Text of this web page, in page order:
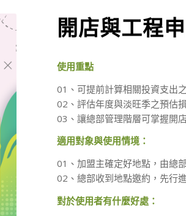
開店與工程
使用重點
01、可提前計算相關投資支出
02、評估年度與淡旺季之預估
03、讓總部管理階層可掌握開
適用對象與使用情境：
01、加盟主確定好地點，由總
02、總部收到地點邀約，先行
對於使用者有什麼好處：